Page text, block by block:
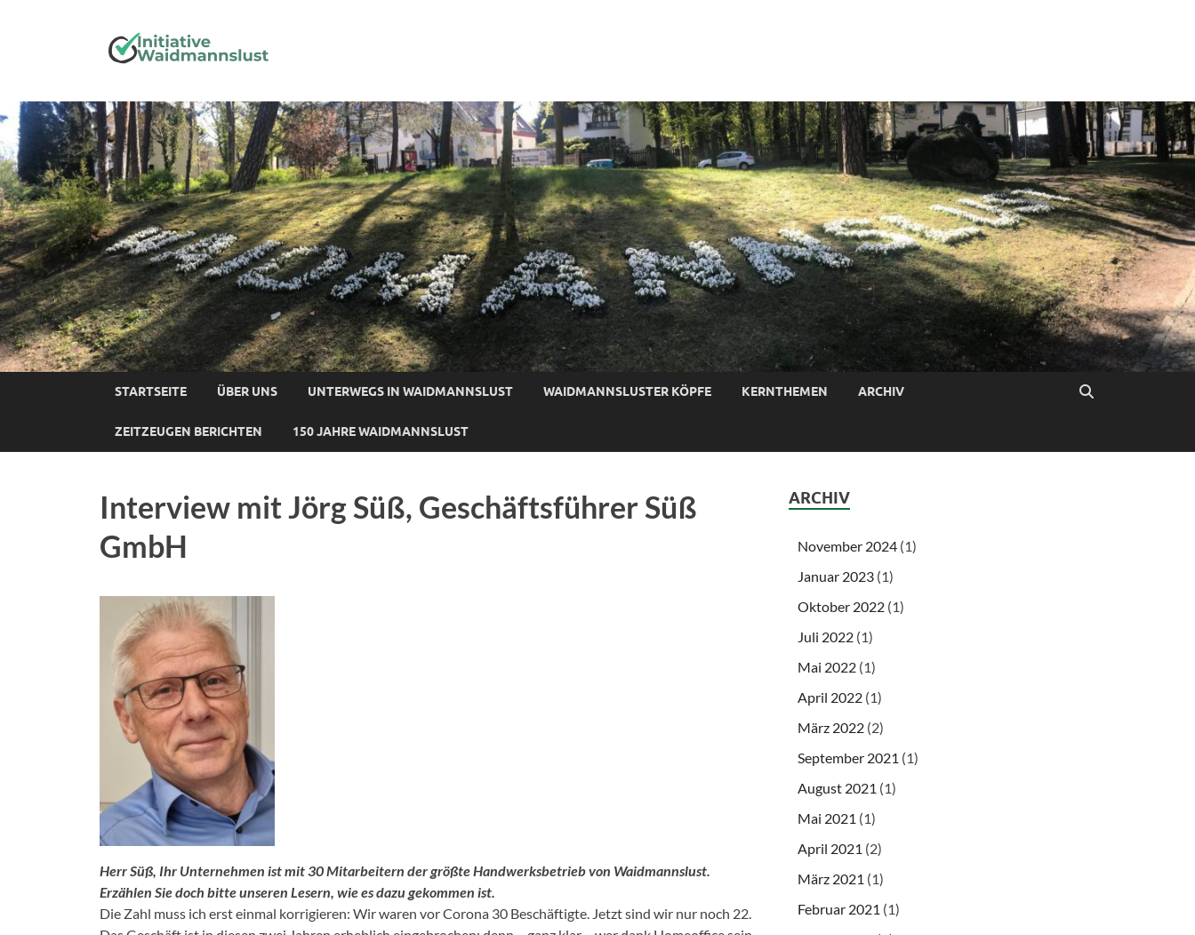
STARTSEITE ÜBER UNS UNTERWEGS IN WAIDMANNSLUST WAIDMANNSLUSTER KÖPFE KERNTHEMEN ARCHIV
ZEITZEUGEN BERICHTEN 150 JAHRE WAIDMANNSLUST
Interview mit Jörg Süß, Geschäftsführer Süß
GmbH
Herr Süß, Ihr Unternehmen ist mit 30 Mitarbeitern der größte Handwerksbetrieb von Waidmannslust.
Erzählen Sie doch bitte unseren Lesern, wie es dazu gekommen ist.
Die Zahl muss ich erst einmal korrigieren: Wir waren vor Corona 30 Beschäftigte. Jetzt sind wir nur noch 22.
ARCHIV
November 2024 (1)
Januar 2023 (1)
Oktober 2022 (1)
Juli 2022 (1)
Mai 2022 (1)
April 2022 (1)
März 2022 (2)
September 2021 (1)
August 2021 (1)
Mai 2021 (1)
April 2021 (2)
März 2021 (1)
Februar 2021 (1)